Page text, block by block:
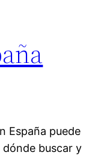
España puede
dónde buscar y